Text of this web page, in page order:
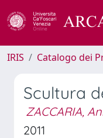
IRIS Catalogo dei
Scultura
ZACCARIA,
2011